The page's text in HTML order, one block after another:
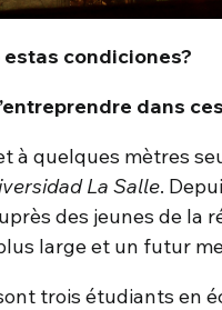
estas condiciones?
dans
à quelques mètres
La Salle.
des jeunes de la
large et un futur
trois étudiants en